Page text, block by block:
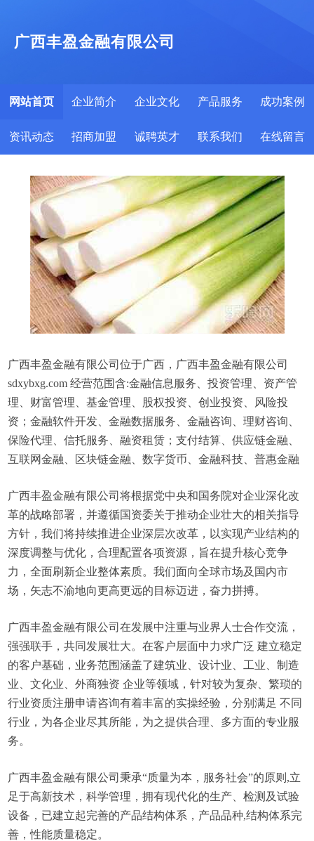
广西丰盈金融有限公司
网站首页 企业简介 企业文化 产品服务 成功案例
资讯动态 招商加盟 诚聘英才 联系我们 在线留言
广西丰盈金融有限公司位于广西，广西丰盈金融有限公司
sdxybxg.com 经营范围含:金融信息服务、投资管理、资产管
理、财富管理、基金管理、股权投资、创业投资、风险投
资；金融软件开发、金融数据服务、金融咨询、理财咨询、
保险代理、信托服务、融资租赁；支付结算、供应链金融、
互联网金融、区块链金融、数字货币、金融科技、普惠金融
广西丰盈金融有限公司将根据党中央和国务院对企业深化改
革的战略部署，并遵循国资委关于推动企业壮大的相关指导
方针，我们将持续推进企业深层次改革，以实现产业结构的
深度调整与优化，合理配置各项资源，旨在提升核心竞争
力，全面刷新企业整体素质。我们面向全球市场及国内市
场，矢志不渝地向更高更远的目标迈进，奋力拼搏。
广西丰盈金融有限公司在发展中注重与业界人士合作交流，
强强联手，共同发展壮大。在客户层面中力求广泛 建立稳定
的客户基础，业务范围涵盖了建筑业、设计业、工业、制造
业、文化业、外商独资 企业等领域，针对较为复杂、繁琐的
行业资质注册申请咨询有着丰富的实操经验，分别满足 不同
行业，为各企业尽其所能，为之提供合理、多方面的专业服
务。
广西丰盈金融有限公司秉承“质量为本，服务社会”的原则,立
足于高新技术，科学管理，拥有现代化的生产、检测及试验
设备，已建立起完善的产品结构体系，产品品种,结构体系完
善，性能质量稳定。